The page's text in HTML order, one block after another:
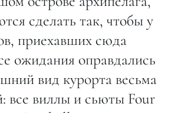
сделать так, чтобы у
приехавших сюда
ожидания оправдались
вид курорта весьма
все виллы и сьюты Four